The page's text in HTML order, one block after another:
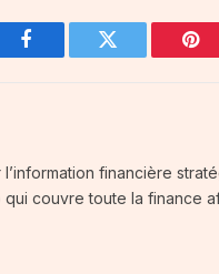
Facebook Twitter
financière
couvre toute la finance